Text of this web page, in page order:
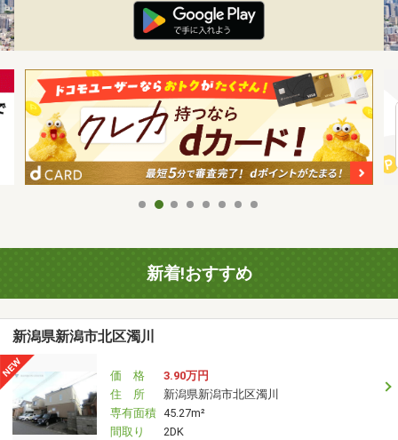
新着!おすすめ
新潟県新潟市北区濁川
価 格
3.90万円
住 所
新潟県新潟市北区濁川
専有面積 45.27m²
間取り
2DK